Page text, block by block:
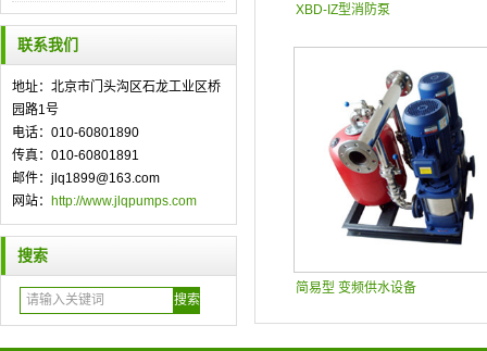
联系我们
地址：北京市门头沟区石龙工业区桥
园路1号
电话：010-60801890
传真：010-60801891
邮件：jlq1899@163.com
网站： http://www.jlqpumps.com
搜索
XBD-IZ型消防泵
简易型 变频供水设备